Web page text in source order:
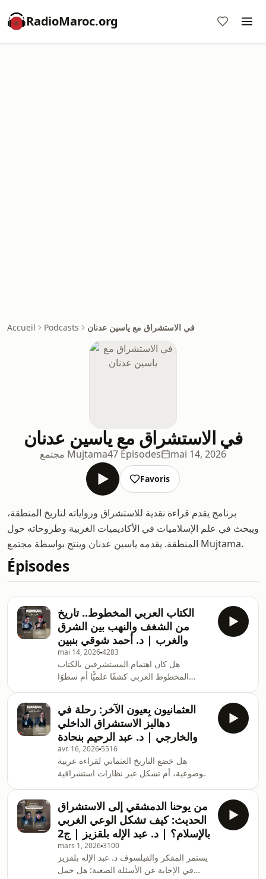
RadioMaroc.org
Accueil Podcasts في الاستشراق مع ياسين عدنان
في الاستشراق مع ياسين عدنان
مجتمع Mujtama47 Épisodes mai 14, 2026
Favoris
برنامج يقدم قراءة نقدية للاستشراق ورواياته لتاريخ المنطقة،
ويبحث في علم الإسلاميات في الأكاديميات الغربية وطروحاته حول
المنطقة. يقدمه ياسين عدنان وينتج بواسطة مجتمع Mujtama.
Épisodes
الكتاب العربي المخطوط.. تاريخ
من الشغف والنهب بين الشرق
والغرب | د. أحمد شوقي بنبين
mai 14, 20264283
هل كان اهتمام المستشرقين بالكتاب
المخطوط العربي كشفًا علميًّا أم سطوًا
لمصطلحاتنا التراثية؟ وما أسباب ترويج
أساطير كحرق مكتبة الإسكندرية وتجاهل نهب
الخزائن الإسلامية؟ أسئلة مهمة يجيب عنها
العالم الدكتور أحمد شوقي بنبين، محافظ
الخزانة الملكية بالرباط، في لقائه مع
الإعلامي ياسين عدنان، في
#بودكاست_في_الاستشراق على
#منصة_مجتمع
العثمانيون بِعيون الآخر: رحلة في
دهاليز الاستشراق الداخلي
والخارجي | د. عبد الرحيم بنحادة
avr. 16, 2026 5516
هل خضع التاريخ العثماني لقراءة عربية
موضوعية، أم تشكل عبر نظارات استشراقية
التمجيد والعداء؟ في هذه الحلقة، يفكك د. عبد
الرحيم بنحادة، أستاذ التاريخ الحديث
والعثماني، جذور الاستشراق الداخلي، ويقرأ
علاقة العرب بالأتراك متجاوزًا القوالب
الجاهزة لفهم تعقيدات الماضي وأثرها في
الحاضر، في حواره مع الإعلامي ياسين
من يوحنا الدمشقي إلى الاستشراق
الحديث: كيف تشكل الوعي الغربي
بالإسلام؟ | د. عبد الإله بلقزيز | ج2
mars 1, 20263100
يستمر المفكر والفيلسوف د. عبد الإله بلقزيز
في الإجابة عن الأسئلة الصعبة: هل حمل